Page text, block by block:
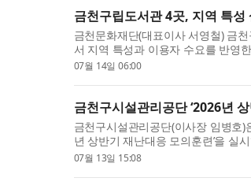
금천구립도서관 4곳, 지역 특성
금천문화재단(대표이사 서영철) 금
서 지역 특성과 이용자 수요를 반영
업은 각 구립도서관의 정체성을 강
07월 14일 06:00
금천구시설관리공단 ‘2026년
금천구시설관리공단(이사장 임병호
년 상반기 재난대응 모의훈련’을 실
기본법’ 등 관련 법령에 따라 진행됐
07월 13일 15:08